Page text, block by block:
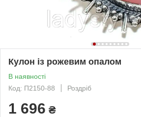
Кулон із рожевим опалом
В наявності
Код: П2150-88
Роздріб
1 696 ₴